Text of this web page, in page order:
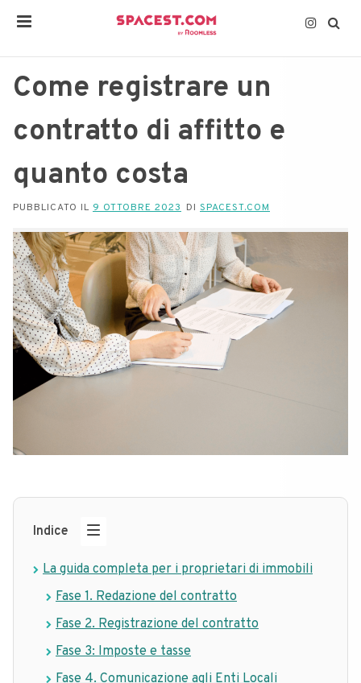
Come registrare un
contratto di affitto e
quanto costa
PUBBLICATO IL 9 OTTOBRE 2023 DI SPACEST.COM
Indice
La guida completa per i proprietari di immobili
Fase 1. Redazione del contratto
Fase 2. Registrazione del contratto
Fase 3: Imposte e tasse
Fase 4. Comunicazione agli Enti Locali